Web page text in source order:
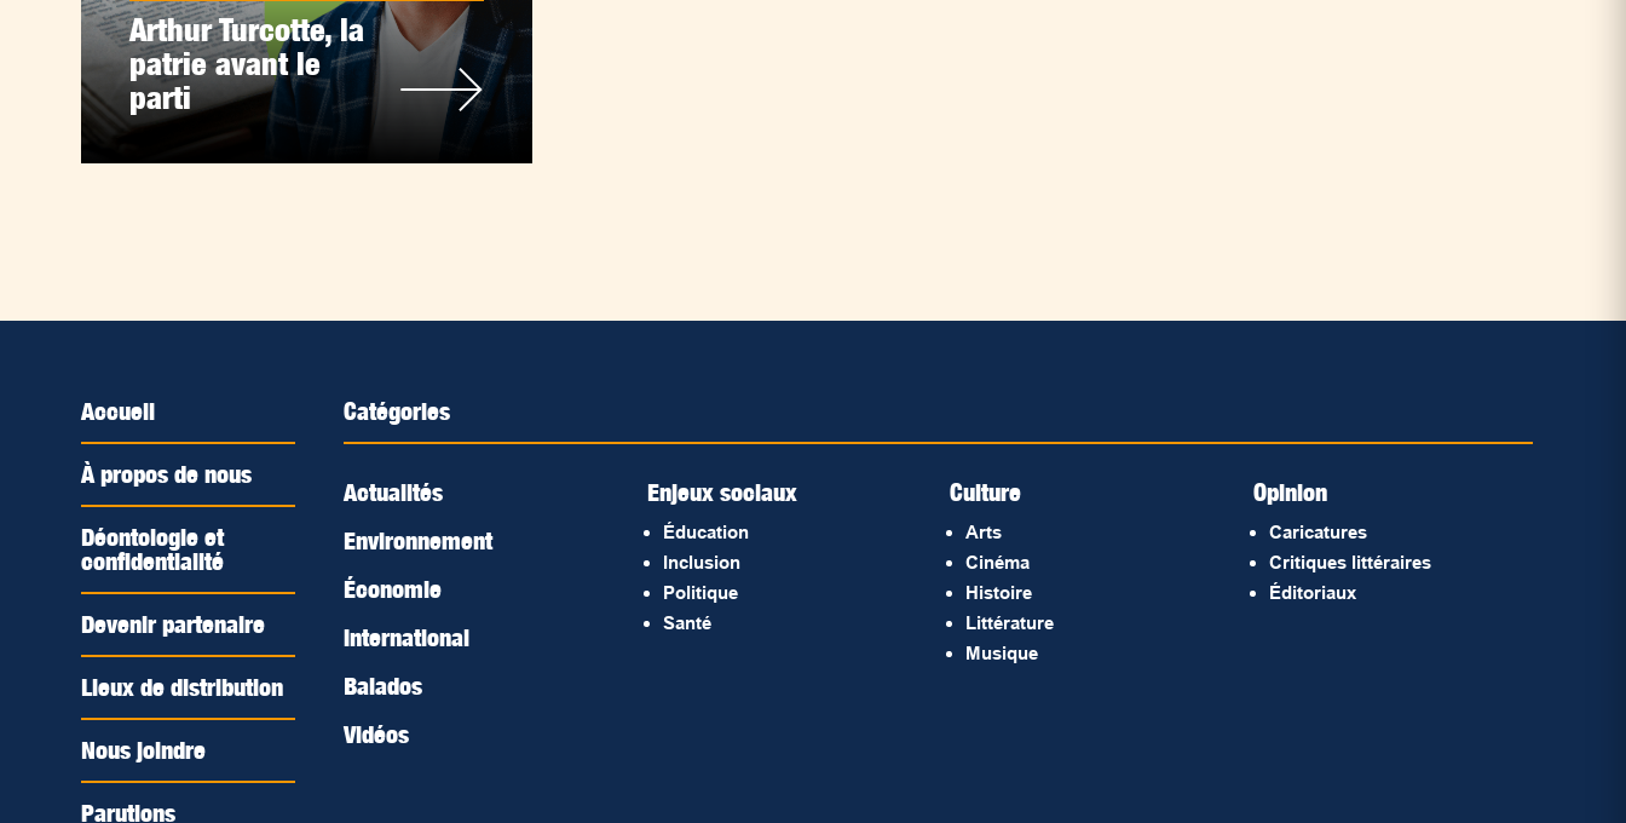
Arthur Turcotte, la
patrie avant le
parti
Accueil
À propos de nous
Déontologie et
confidentialité
Devenir partenaire
Lieux de distribution
Nous joindre
Parutions
Catégories
Actualités
Environnement
Économie
International
Balados
Vidéos
Enjeux sociaux
Éducation
Inclusion
Politique
Santé
Culture
Arts
Cinéma
Histoire
Littérature
Musique
Opinion
Caricatures
Critiques littéraires
Éditoriaux